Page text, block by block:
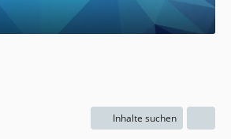
Inhalte suchen